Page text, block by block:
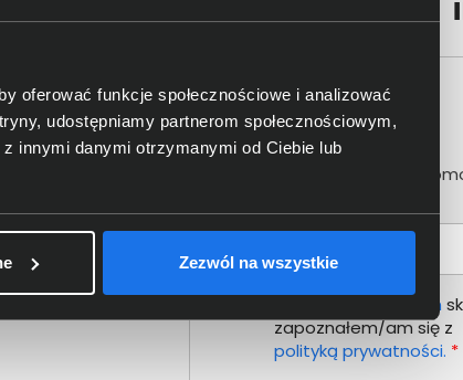
oferować funkcje społecznościowe i analizować
udostępniamy partnerom społecznościowym,
innymi danymi otrzymanymi od Ciebie lub
Zezwól na wszystkie
autoryzacje
Newsletter
Nie przegap żadnej
regulamin
zapoznałem/am się z
polityką prywatności. *